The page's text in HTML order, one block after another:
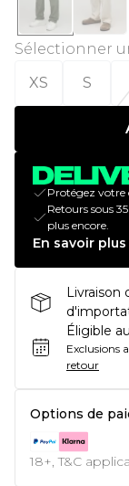
Sélectionner
XS
S
Protégez votre
Retours sous
plus encore.
En savoir plus
Livraison
Éligible
Exclusions
retour
Options de
18+, T&C